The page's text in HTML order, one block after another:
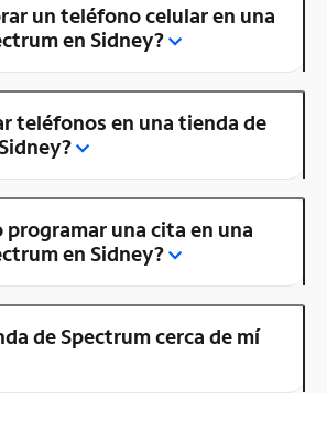
un teléfono celular en una
en Sidney?
teléfonos en una tienda de
programar una cita en una
en Sidney?
de Spectrum cerca de mí